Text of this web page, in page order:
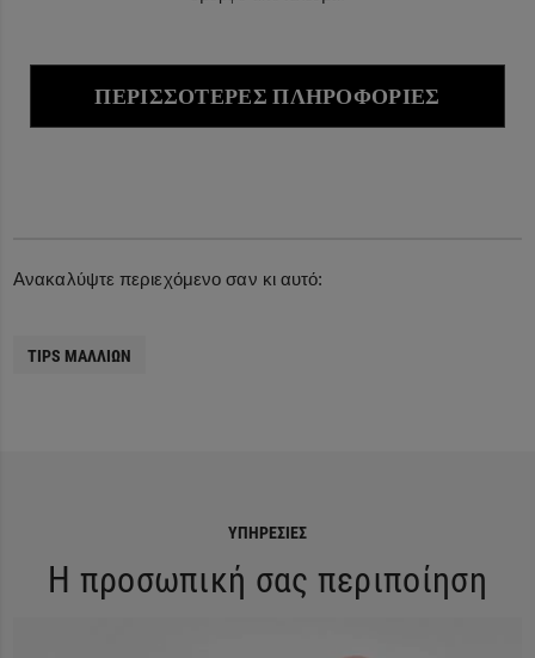
ΠΕΡΙΣΣΌΤΕΡΕΣ ΠΛΗΡΟΦΟΡΊΕΣ
Ανακαλύψτε περιεχόμενο σαν κι αυτό:
TIPS ΜΑΛΛΙΏΝ
ΥΠΗΡΕΣΊΕΣ
Η προσωπική σας περιποίηση